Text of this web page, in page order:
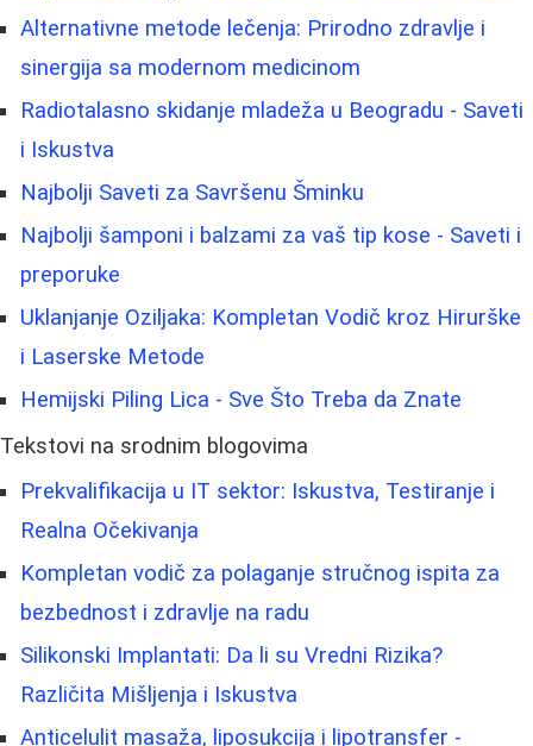
Alternativne metode lečenja: Prirodno zdravlje i
sinergija sa modernom medicinom
Radiotalasno skidanje mladeža u Beogradu - Saveti
i Iskustva
Najbolji Saveti za Savršenu Šminku
Najbolji šamponi i balzami za vaš tip kose - Saveti i
preporuke
Uklanjanje Oziljaka: Kompletan Vodič kroz Hirurške
i Laserske Metode
Hemijski Piling Lica - Sve Što Treba da Znate
Tekstovi na srodnim blogovima
Prekvalifikacija u IT sektor: Iskustva, Testiranje i
Realna Očekivanja
Kompletan vodič za polaganje stručnog ispita za
bezbednost i zdravlje na radu
Silikonski Implantati: Da li su Vredni Rizika?
Različita Mišljenja i Iskustva
Anticelulit masaža, liposukcija i lipotransfer -